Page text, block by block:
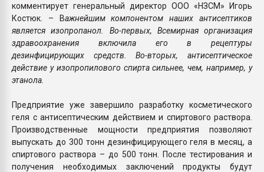
комментирует генеральный директор ООО «НЗСМ» Игорь
Костюк. – Важнейшим компонентом наших антисептиков
является изопропанол. Во-первых, Всемирная организация
здравоохранения включила его в рецептуры
дезинфицирующих средств. Во-вторых, антисептическое
действие у изопропилового спирта сильнее, чем, например, у
этанола.
Предприятие уже завершило разработку косметического
геля с антисептическим действием и спиртового раствора.
Производственные мощности предприятия позволяют
выпускать до 300 тонн дезинфицирующего геля в месяц, а
спиртового раствора – до 500 тонн. После тестирования и
получения необходимых заключений продукты будут